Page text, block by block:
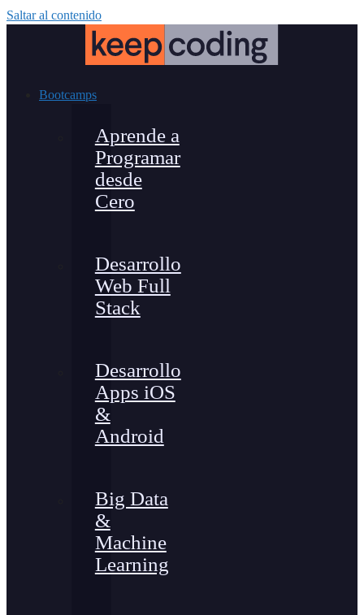
Saltar al contenido
Bootcamps
Aprende a
Programar
desde
Cero
Desarrollo
Web Full
Stack
Desarrollo
Apps iOS
&
Android
Big Data
&
Machine
Learning